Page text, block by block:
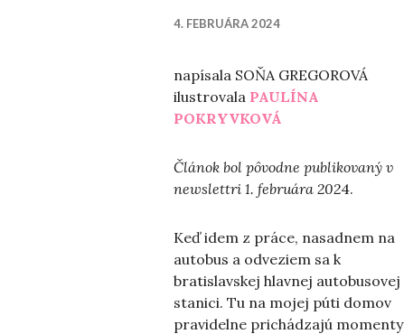
4. FEBRUÁRA 2024
napísala SOŇA GREGOROVÁ
ilustrovala PAULÍNA
POKRYVKOVÁ
Článok bol pôvodne publikovaný v
newslettri 1. februára 2024.
Keď idem z práce, nasadnem na
autobus a odveziem sa k
bratislavskej hlavnej autobusovej
stanici. Tu na mojej púti domov
pravidelne prichádzajú momenty